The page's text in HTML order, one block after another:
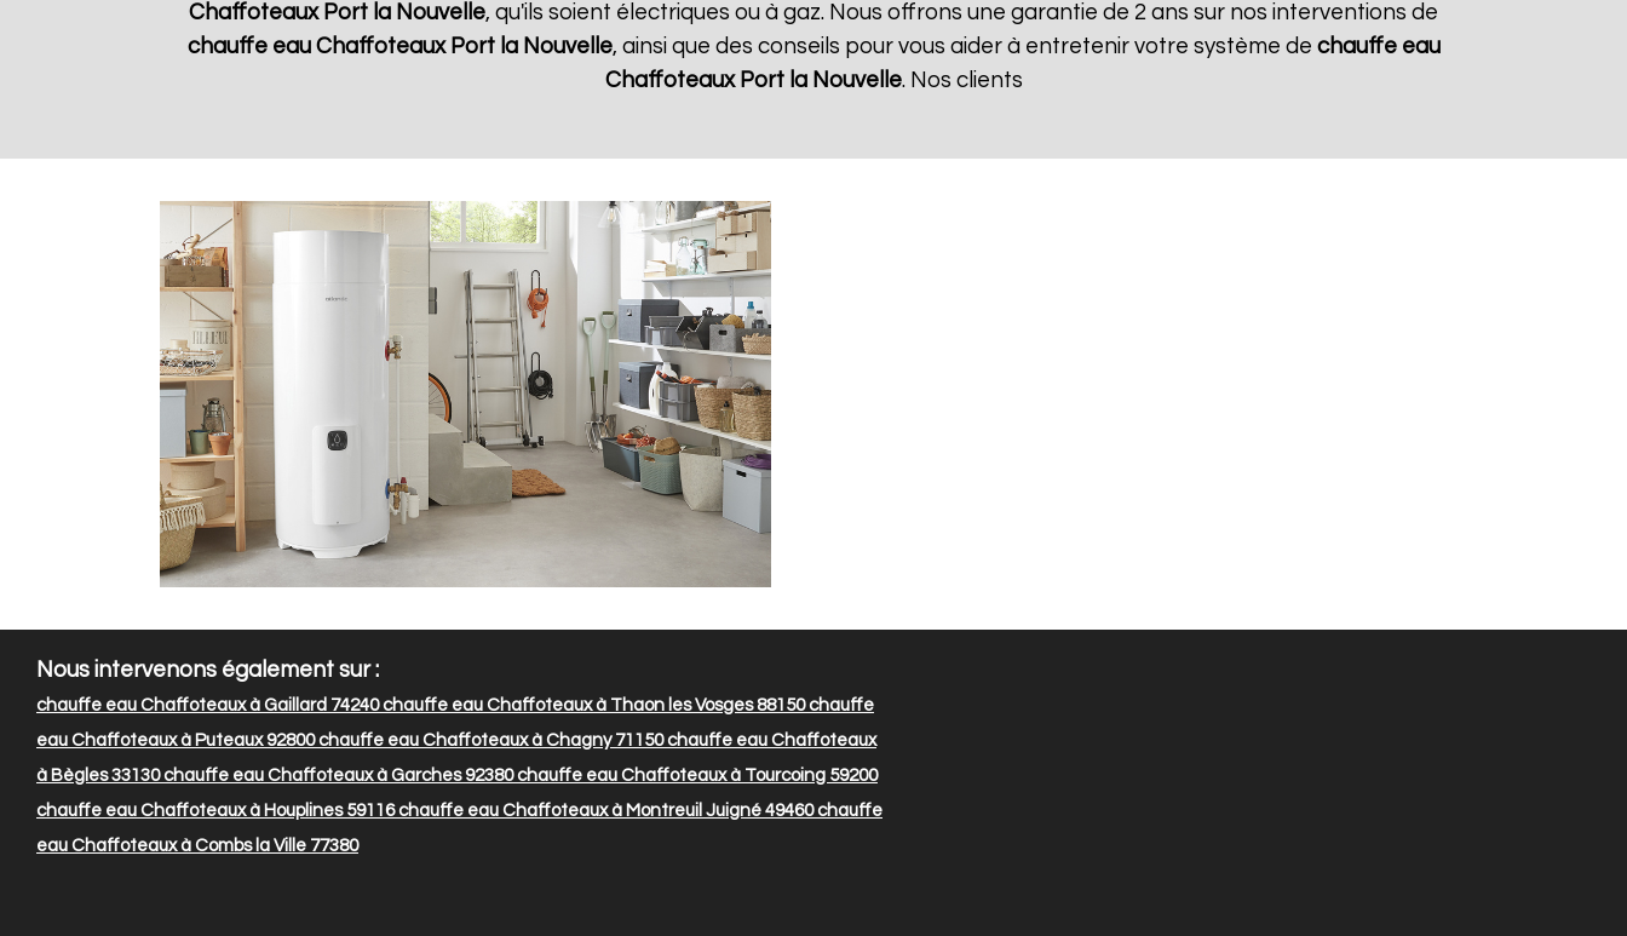
Chaffoteaux Port la Nouvelle, qu'ils soient électriques ou à gaz. Nous offrons une garantie de 2 ans sur nos interventions de
chauffe eau Chaffoteaux Port la Nouvelle, ainsi que des conseils pour vous aider à entretenir votre système de chauffe eau
Chaffoteaux Port la Nouvelle. Nos clients
Nous intervenons également sur :
chauffe eau Chaffoteaux à Gaillard 74240chauffe eau Chaffoteaux à Thaon les Vosges 88150chauffe
eau Chaffoteaux à Puteaux 92800chauffe eau Chaffoteaux à Chagny 71150chauffe eau Chaffoteaux
à Bègles 33130chauffe eau Chaffoteaux à Garches 92380chauffe eau Chaffoteaux à Tourcoing 59200
chauffe eau Chaffoteaux à Houplines 59116chauffe eau Chaffoteaux à Montreuil Juigné 49460chauffe
eau Chaffoteaux à Combs la Ville 77380